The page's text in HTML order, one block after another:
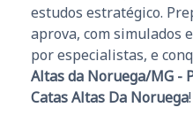
estudos estratégico.
aprova, com simulados
por especialistas, e
Altas da Noruega/MG -
Catas Altas Da Noruega!